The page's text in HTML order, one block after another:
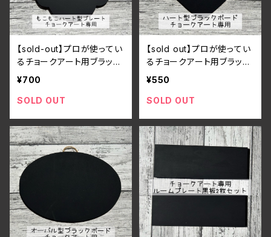
【sold-out】プロが使ってい
るチョークアート用ブラック
ボード
¥700
SOLD OUT
【sold out】プロが使ってい
るチョークアート用ブラック
ボード
¥550
SOLD OUT